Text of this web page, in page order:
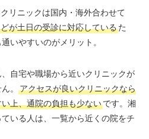
リニックは国内・海外合わせて
が土日の受診に対応しているた
いやすいのがメリット。
自宅や職場から近いクリニックが
。
アクセスが良いクリニックなら
上、通院の負担も少ないです。湘
いる人は、一覧から近くの院をチ